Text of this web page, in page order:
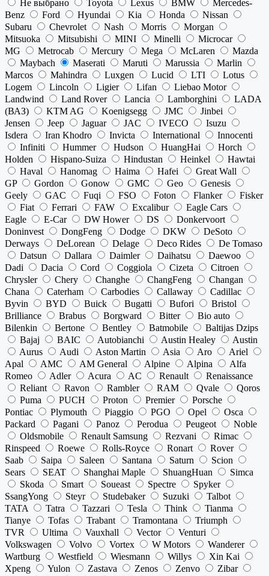
Не выбрано Toyota Lexus BMW
Mercedes-
Benz
Ford Hyundai Kia Honda
Nissan
Subaru
Chevrolet Nash Morris
Morgan
Mitsuoka
Mitsubishi MINI Minelli
Microcar
MG
Metrocab Mercury Mega McLaren
Mazda
Maybach
Maserati Maruti Marussia
Marlin
Marcos
Mahindra Luxgen Lucid LTI
Lotus
Logem
Lincoln Ligier Lifan
Liebao Motor
Landwind
Land Rover Lancia Lamborghini
LADA
(ВАЗ)
KTM AG Koenigsegg JMC
Jinbei
Jensen
Jeep Jaguar JAC IVECO
Isuzu
Isdera
Iran Khodro Invicta International
Innocenti
Infiniti
Hummer Hudson HuangHai
Horch
Holden
Hispano-Suiza Hindustan Heinkel
Hawtai
Haval
Hanomag Haima Hafei
Great Wall
GP
Gordon Gonow GMC Geo
Genesis
Geely
GAC Fuqi FSO Foton Flanker
Fisker
Fiat
Ferrari FAW Excalibur
Eagle Cars
Eagle
E-Car DW Hower DS
Donkervoort
Doninvest
DongFeng Dodge DKW
DeSoto
Derways
DeLorean Delage Deco Rides
De Tomaso
Datsun
Dallara Daimler Daihatsu
Daewoo
Dadi
Dacia Cord Coggiola Cizeta
Citroen
Chrysler
Chery Changhe ChangFeng
Changan
Chana
Caterham Carbodies Callaway
Cadillac
Byvin
BYD Buick Bugatti Bufori
Bristol
Brilliance
Brabus Borgward Bitter
Bio auto
Bilenkin
Bertone Bentley Batmobile
Baltijas Dzips
Bajaj
BAIC Autobianchi Austin Healey
Austin
Aurus
Audi Aston Martin Asia Aro
Ariel
Apal
AMC AM General Alpine Alpina
Alfa
Romeo
Adler Acura AC Renault
Renaissance
Reliant
Ravon Rambler RAM Qvale
Qoros
Puma
PUCH Proton Premier
Porsche
Pontiac
Plymouth Piaggio PGO Opel
Osca
Packard
Pagani Panoz Perodua Peugeot
Noble
Oldsmobile
Renault Samsung Rezvani
Rimac
Rinspeed
Roewe Rolls-Royce Ronart
Rover
Saab
Saipa Saleen Santana Saturn
Scion
Sears
SEAT Shanghai Maple ShuangHuan
Simca
Skoda
Smart Soueast Spectre
Spyker
SsangYong
Steyr Studebaker Suzuki
Talbot
TATA
Tatra Tazzari Tesla Think
Tianma
Tianye
Tofas Trabant Tramontana
Triumph
TVR
Ultima Vauxhall Vector
Venturi
Volkswagen
Volvo Vortex W Motors
Wanderer
Wartburg
Westfield Wiesmann Willys
Xin Kai
Xpeng
Yulon Zastava Zenos Zenvo
Zibar